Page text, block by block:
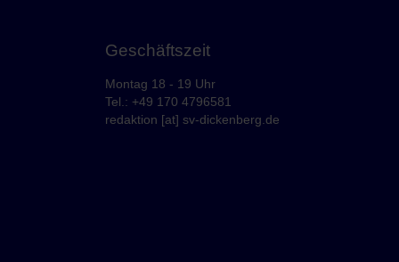
Geschäftszeit
Montag 18 - 19 Uhr
Tel.: +49 170 4796581
redaktion [at] sv-dickenberg.de